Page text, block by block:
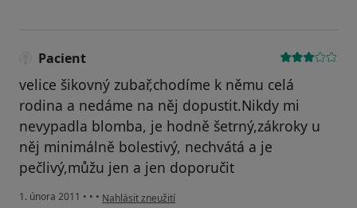
Pacient
velice šikovný zubař,chodíme k němu celá
rodina a nedáme na něj dopustit.Nikdy mi
nevypadla blomba, je hodně šetrný,zákroky u
něj minimálně bolestivý, nechvátá a je
pečlivý,můžu jen a jen doporučit
1. února 2011 • • • podle názoru uživatele Pacient
Nahlásit zneužití